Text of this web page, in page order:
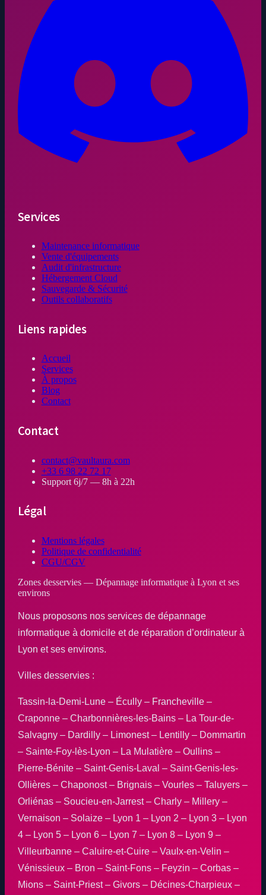
Services
Maintenance informatique
Vente d'équipements
Audit d'infrastructure
Hébergement Cloud
Sauvegarde & Sécurité
Outils collaboratifs
Liens rapides
Accueil
Services
À propos
Blog
Contact
Contact
contact@vaultaura.com
+33 6 98 22 72 17
Support 6j/7 — 8h à 22h
Légal
Mentions légales
Politique de confidentialité
CGU/CGV
Zones desservies — Dépannage informatique à Lyon et ses
environs
Nous proposons nos services de dépannage
informatique à domicile et de réparation d’ordinateur à
Lyon et ses environs.
Villes desservies :
Tassin-la-Demi-Lune – Écully – Francheville –
Craponne – Charbonnières-les-Bains – La Tour-de-
Salvagny – Dardilly – Limonest – Lentilly – Dommartin
– Sainte-Foy-lès-Lyon – La Mulatière – Oullins –
Pierre-Bénite – Saint-Genis-Laval – Saint-Genis-les-
Ollières – Chaponost – Brignais – Vourles – Taluyers –
Orliénas – Soucieu-en-Jarrest – Charly – Millery –
Vernaison – Solaize – Lyon 1 – Lyon 2 – Lyon 3 – Lyon
4 – Lyon 5 – Lyon 6 – Lyon 7 – Lyon 8 – Lyon 9 –
Villeurbanne – Caluire-et-Cuire – Vaulx-en-Velin –
Vénissieux – Bron – Saint-Fons – Feyzin – Corbas –
Mions – Saint-Priest – Givors – Décines-Charpieux –